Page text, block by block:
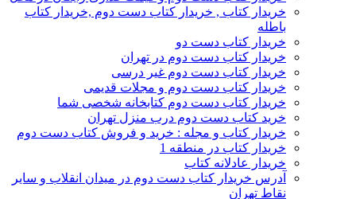
خریدار کتاب , خریدار کتاب دست دوم ,خریدار کتاب
باطله
خریدار کتاب دست دو
خریدار کتاب دست دوم در تهران
خریدار کتاب دست دوم غیر درسی
خریدار کتاب دست دوم و مجلات قدیمی
خریدار کتاب دست دوم کتابخانه شخصی شما
خرید کتاب دست دوم درب منزل تهران
خریدار کتاب و مجله : خرید و فروش کتاب دست دوم
خریدار کتاب در منطقه 1
خریدار عادلانه کتاب
آدرس خریدار کتاب دست دوم در میدان انقلاب و سایر
نقاط تهران